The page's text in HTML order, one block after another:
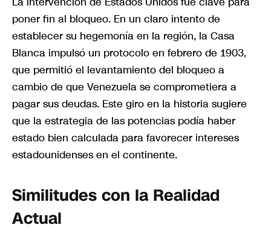
poner fin al bloqueo. En un claro intento de
establecer su hegemonía en la región, la Casa
Blanca impulsó un protocolo en febrero de 1903,
que permitió el levantamiento del bloqueo a
cambio de que Venezuela se comprometiera a
pagar sus deudas. Este giro en la historia sugiere
que la estrategia de las potencias podía haber
estado bien calculada para favorecer intereses
estadounidenses en el continente.
Similitudes con la Realidad
Actual